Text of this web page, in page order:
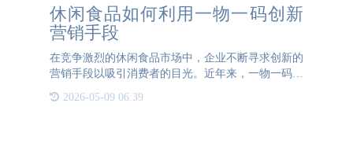
休闲食品如何利用一物一码创新
营销手段
在竞争激烈的休闲食品市场中，企业不断寻求创新的
营销手段以吸引消费者的目光。近年来，一物一码技
那么，一物一码可以在哪些方面帮助休闲食品的企业
2026-05-09 06:39